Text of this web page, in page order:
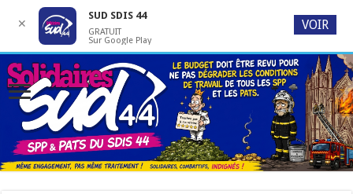
✕
SUD SDIS 44
GRATUIT
Sur Google Play
VOIR